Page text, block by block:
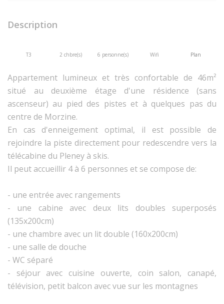
Description
T3 2 chbre(s) 6 personne(s) Wifi Plan
Appartement lumineux et très confortable de 46m²
situé au deuxième étage d'une résidence (sans
ascenseur) au pied des pistes et à quelques pas du
centre de Morzine.
En cas d'enneigement optimal, il est possible de
rejoindre la piste directement pour redescendre vers la
télécabine du Pleney à skis.
Il peut accueillir 4 à 6 personnes et se compose de:
- une entrée avec rangements
- une cabine avec deux lits doubles superposés
(135x200cm)
- une chambre avec un lit double (160x200cm)
- une salle de douche
- WC séparé
- séjour avec cuisine ouverte, coin salon, canapé,
télévision, petit balcon avec vue sur les montagnes